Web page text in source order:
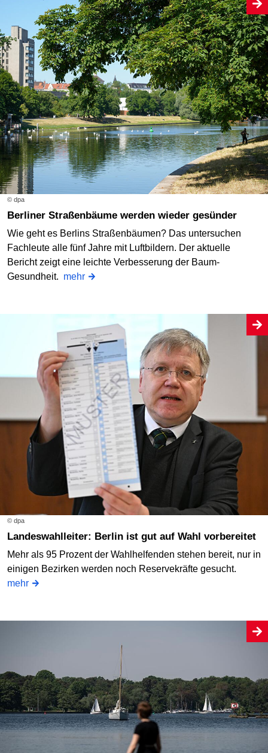
© dpa
Berliner Straßenbäume werden wieder gesünder
Wie geht es Berlins Straßenbäumen? Das untersuchen
Fachleute alle fünf Jahre mit Luftbildern. Der aktuelle
Bericht zeigt eine leichte Verbesserung der Baum-
Gesundheit. mehr
© dpa
Landeswahlleiter: Berlin ist gut auf Wahl vorbereitet
Mehr als 95 Prozent der Wahlhelfenden stehen bereit, nur in
einigen Bezirken werden noch Reservekräfte gesucht.
mehr